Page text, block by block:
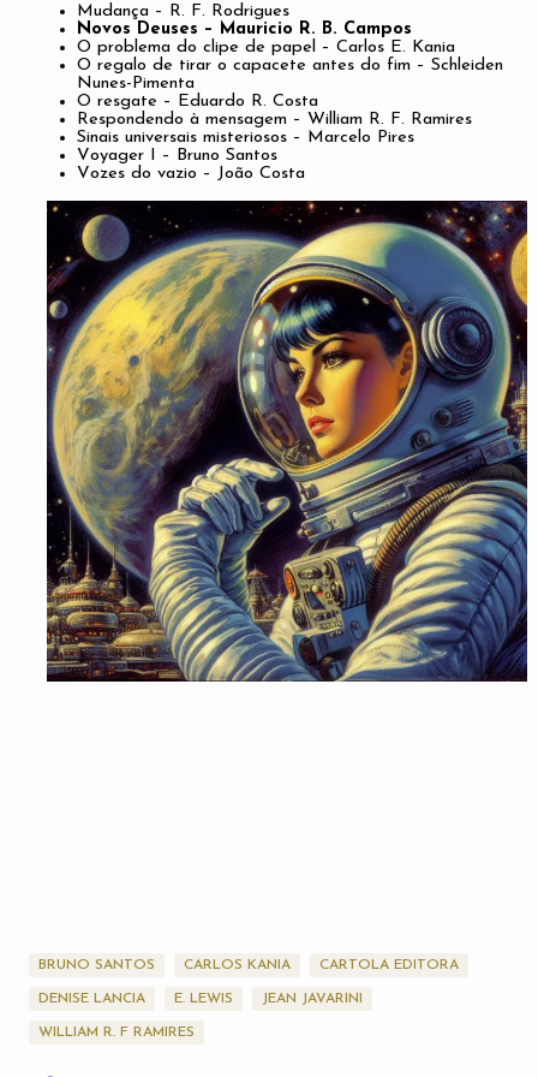
Mudança – R. F. Rodrigues
Novos Deuses – Mauricio R. B. Campos
O problema do clipe de papel – Carlos E. Kania
O regalo de tirar o capacete antes do fim – Schleiden
Nunes-Pimenta
O resgate – Eduardo R. Costa
Respondendo à mensagem – William R. F. Ramires
Sinais universais misteriosos – Marcelo Pires
Voyager I – Bruno Santos
Vozes do vazio – João Costa
BRUNO SANTOS CARLOS KANIA CARTOLA EDITORA
DENISE LANCIA E. LEWIS JEAN JAVARINI
WILLIAM R. F RAMIRES